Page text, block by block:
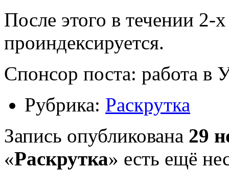
После этого в течении 2-
проиндексируется.
Спонсор поста: работа в
Рубрика: Раскрутка
Запись опубликована 29
«Раскрутка» есть ещё